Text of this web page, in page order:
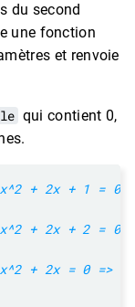
du second
une fonction
et renvoie
qui contient 0,
+ 2x + 1 = 0
+ 2x + 2 = 0
+ 2x = 0 =>